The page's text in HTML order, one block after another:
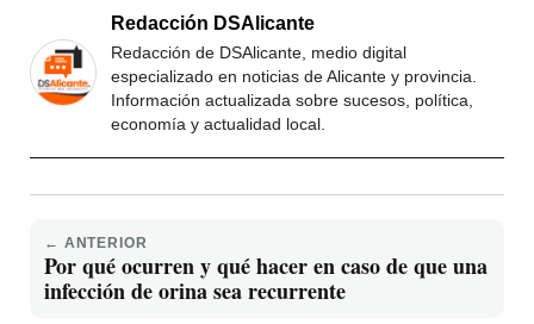
Redacción DSAlicante
Redacción de DSAlicante, medio digital
especializado en noticias de Alicante y provincia.
Información actualizada sobre sucesos, política,
economía y actualidad local.
← ANTERIOR
Por qué ocurren y qué hacer en caso de que una
infección de orina sea recurrente